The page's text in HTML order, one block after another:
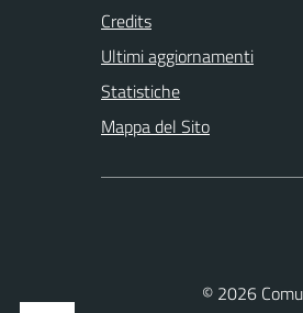
Credits
Ultimi aggiornamenti
Statistiche
Mappa del Sito
© 2026